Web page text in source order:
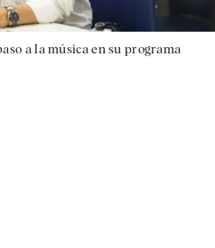
a la música en su programa